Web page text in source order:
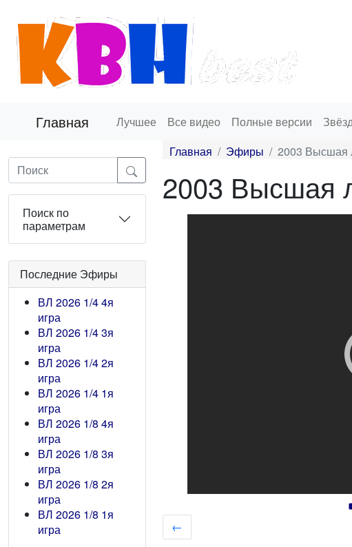
Главная Лучшее Все видео Полные версии
Поиск по
параметрам
Последние Эфиры
ВЛ 2026 1/4 4я
игра
ВЛ 2026 1/4 3я
игра
ВЛ 2026 1/4 2я
игра
ВЛ 2026 1/4 1я
игра
ВЛ 2026 1/8 4я
игра
ВЛ 2026 1/8 3я
игра
ВЛ 2026 1/8 2я
игра
ВЛ 2026 1/8 1я
игра
Главная Эфиры 2003 Высшая
2003 Высшая
←